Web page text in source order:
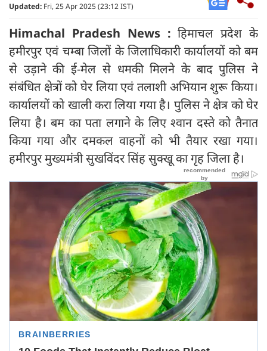
Updated: Fri, 25 Apr 2025 (23:12 IST)
Himachal Pradesh News : हिमाचल प्रदेश के
हमीरपुर एवं चम्बा जिलों के जिलाधिकारी कार्यालयों को बम
से उड़ाने की ई-मेल से धमकी मिलने के बाद पुलिस ने
संबंधित क्षेत्रों को घेर लिया एवं तलाशी अभियान शुरू किया।
कार्यालयों को खाली करा लिया गया है। पुलिस ने क्षेत्र को घेर
लिया है। बम का पता लगाने के लिए श्वान दस्ते को तैनात
किया गया और दमकल वाहनों को भी तैयार रखा गया।
हमीरपुर मुख्यमंत्री सुखविंदर सिंह सुक्खू का गृह जिला है।